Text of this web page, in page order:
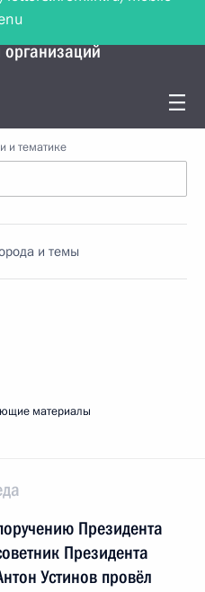
работе с
и тематике
и темы
материалы
Президента
Президента
Устинов провёл